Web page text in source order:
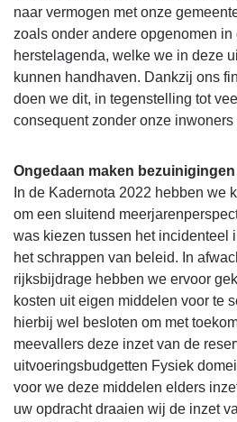
naar vermogen met onze
zoals onder andere opgenomen in
herstelagenda, welke we in deze
kunnen handhaven. Dankzij ons
doen we dit, in tegenstelling tot
consequent zonder onze inwoners
Ongedaan maken
In de Kadernota 2022 hebben we
om een sluitend
was kiezen tussen het incidenteel
het schrappen van beleid. In
rijksbijdrage hebben we ervoor
kosten uit eigen middelen voor te
hierbij wel besloten om met
meevallers deze inzet van de
uitvoeringsbudgetten Fysiek
voor we deze middelen elders
uw opdracht draaien wij de inzet